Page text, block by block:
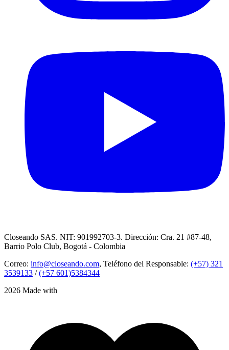
Closeando SAS. NIT: 901992703-3. Dirección: Cra. 21 #87-48,
Barrio Polo Club, Bogotá - Colombia
Correo: info@closeando.com, Teléfono del Responsable: (+57) 321
3539133 /(+57 601)5384344
2026 Made with